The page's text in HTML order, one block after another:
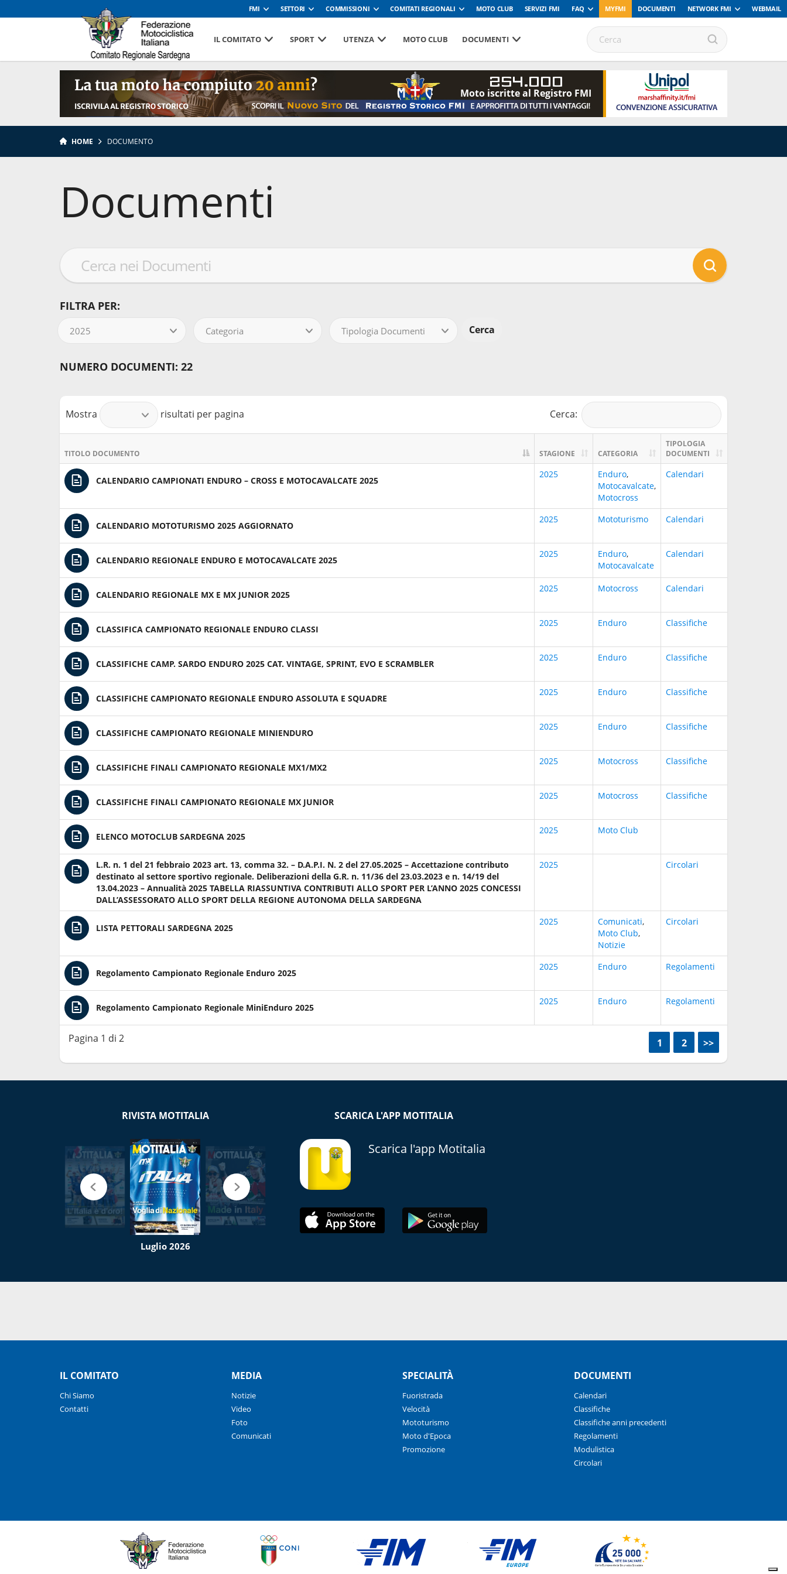
FMI SETTORI COMMISSIONI COMITATI REGIONALI MOTO CLUB SERVIZI FMI FAQ MYFMI DOCUMENTI NETWORK FMI WEBMAIL
IL COMITATO SPORT UTENZA MOTO CLUB DOCUMENTI
254.000
Moto iscritte al Registro FMI
HOME DOCUMENTO
Documenti
FILTRA PER:
2025 Categoria Tipologia Documenti
NUMERO DOCUMENTI: 22
Mostra risultati per pagina Cerca:
TITOLO DOCUMENTO STAGIONE CATEGORIA
TIPOLOGIA
DOCUMENTI
CALENDARIO CAMPIONATI ENDURO – CROSS E MOTOCAVALCATE 2025
2025 Enduro,
Motocavalcate,
Motocross
Calendari
CALENDARIO MOTOTURISMO 2025 AGGIORNATO
2025 Mototurismo Calendari
CALENDARIO REGIONALE ENDURO E MOTOCAVALCATE 2025
2025 Enduro,
Motocavalcate
Calendari
CALENDARIO REGIONALE MX E MX JUNIOR 2025
2025 Motocross Calendari
CLASSIFICA CAMPIONATO REGIONALE ENDURO CLASSI
2025 Enduro Classifiche
CLASSIFICHE CAMP. SARDO ENDURO 2025 CAT. VINTAGE, SPRINT, EVO E SCRAMBLER
2025 Enduro Classifiche
CLASSIFICHE CAMPIONATO REGIONALE ENDURO ASSOLUTA E SQUADRE
2025 Enduro Classifiche
CLASSIFICHE CAMPIONATO REGIONALE MINIENDURO
2025 Enduro Classifiche
CLASSIFICHE FINALI CAMPIONATO REGIONALE MX1/MX2
2025 Motocross Classifiche
CLASSIFICHE FINALI CAMPIONATO REGIONALE MX JUNIOR
2025 Motocross Classifiche
ELENCO MOTOCLUB SARDEGNA 2025
2025 Moto Club
L.R. n. 1 del 21 febbraio 2023 art. 13, comma 32. – D.A.P.I. N. 2 del 27.05.2025 – Accettazione contributo
destinato al settore sportivo regionale. Deliberazioni della G.R. n. 11/36 del 23.03.2023 e n. 14/19 del
13.04.2023 – Annualità 2025 TABELLA RIASSUNTIVA CONTRIBUTI ALLO SPORT PER L’ANNO 2025 CONCESSI
DALL’ASSESSORATO ALLO SPORT DELLA REGIONE AUTONOMA DELLA SARDEGNA
2025 Circolari
LISTA PETTORALI SARDEGNA 2025
2025 Comunicati,
Moto Club,
Notizie
Circolari
Regolamento Campionato Regionale Enduro 2025
2025 Enduro Regolamenti
Regolamento Campionato Regionale MiniEnduro 2025
2025 Enduro Regolamenti
Pagina 1 di 2 1 2 >>
RIVISTA MOTITALIA
Luglio 2026
SCARICA L'APP MOTITALIA
Scarica l'app Motitalia
IL COMITATO
Chi Siamo
Contatti
MEDIA
Notizie
Video
Foto
Comunicati
SPECIALITÀ
Fuoristrada
Velocità
Mototurismo
Moto d'Epoca
Promozione
DOCUMENTI
Calendari
Classifiche
Classifiche anni precedenti
Regolamenti
Modulistica
Circolari